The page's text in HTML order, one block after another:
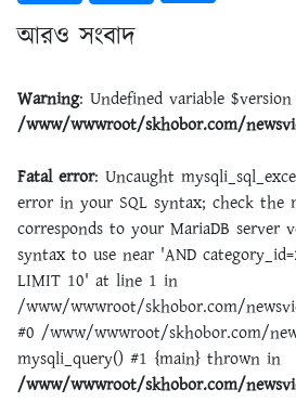
আরও সংবাদ
Warning: Undefined variable
/www/wwwroot/skhobor.com/
Fatal error: Uncaught
error in your SQL syntax; check the
corresponds to your MariaDB
syntax to use near 'AND
LIMIT 10' at line 1 in
/www/wwwroot/skhobor.com/
#0 /www/wwwroot/skhobor.com/
mysqli_query() #1 {main} thrown in
/www/wwwroot/skhobor.com/